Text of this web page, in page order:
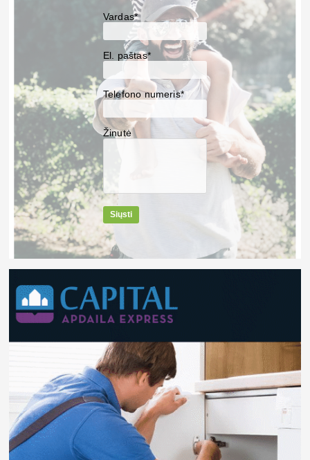
Vardas*
El. paštas*
Telefono numeris*
Žinutė
Siųsti